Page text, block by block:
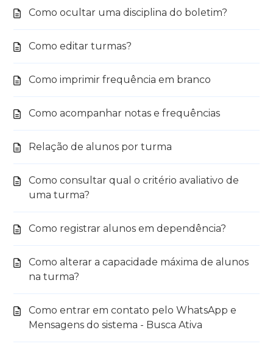
Como ocultar uma disciplina do boletim?
Como editar turmas?
Como imprimir frequência em branco
Como acompanhar notas e frequências
Relação de alunos por turma
Como consultar qual o critério avaliativo de
uma turma?
Como registrar alunos em dependência?
Como alterar a capacidade máxima de alunos
na turma?
Como entrar em contato pelo WhatsApp e
Mensagens do sistema - Busca Ativa